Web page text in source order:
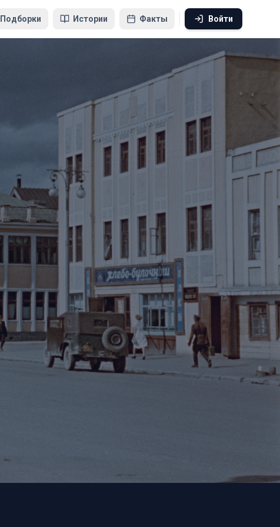
Подборки Истории Факты Войти